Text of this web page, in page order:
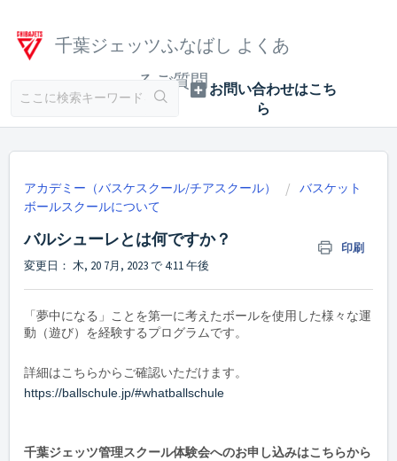
千葉ジェッツふなばし よくあ
るご質問
アカデミー（バスケスクール/チアスクール）
バスケット
ボールスクールについて
バルシューレとは何ですか？ 印刷
変更日： 木, 20 7月, 2023 で 4:11 午後
「夢中になる」ことを第一に考えたボールを使用した様々な運
動（遊び）を経験するプログラムです。
詳細はこちらからご確認いただけます。
https://ballschule.jp/#whatballschule
千葉ジェッツ管理スクール体験会へのお申し込みはこちらから